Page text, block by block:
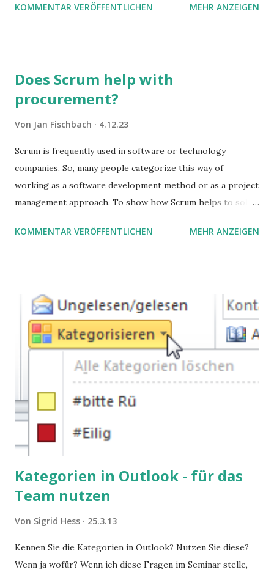
Stolperfallen. Hier ein erster, kritischer Blick auf das was
KOMMENTAR VERÖFFENTLICHEN MEHR ANZEIGEN
Does Scrum help with
procurement?
Von Jan Fischbach 4.12.23
Scrum is frequently used in software or technology
companies. So, many people categorize this way of
working as a software development method or as a project
management approach. To show how Scrum helps to solve
processes.
KOMMENTAR VERÖFFENTLICHEN MEHR ANZEIGEN
Kategorien in Outlook - für das
Team nutzen
Von Sigrid Hess 25.3.13
Kennen Sie die Kategorien in Outlook? Nutzen Sie diese?
Wenn ja wofür? Wenn ich diese Fragen im Seminar stelle,